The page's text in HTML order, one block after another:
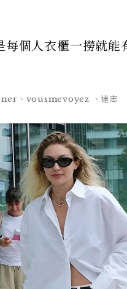
個人衣櫃一撈就能
、vousmevoyez 、達志